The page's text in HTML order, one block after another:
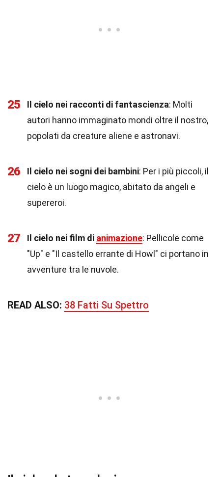
25 Il cielo nei racconti di fantascienza: Molti
autori hanno immaginato mondi oltre il nostro,
popolati da creature aliene e astronavi.
26 Il cielo nei sogni dei bambini: Per i più piccoli, il
cielo è un luogo magico, abitato da angeli e
supereroi.
27 Il cielo nei film di animazione: Pellicole come
"Up" e "Il castello errante di Howl" ci portano in
avventure tra le nuvole.
READ ALSO: 38 Fatti Su Spettro